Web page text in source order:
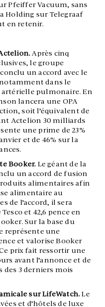
Pfeiffer Vacuum, sans
Holding sur Telegraaf
en retenir.
Après cinq
le groupe
un accord avec le
dans le
pulmonaire. En
lancera une OPA
soit l’équivalent de
Actelion 30 milliards
une prime de 23%
et de 46% sur la
Booker. Le géant de la
un accord de fusion
alimentaires afin
alimentaire au
de l’accord, il sera
et 42,6 pence en
Sur la base du
représente une
et valorise Booker
prix fait ressortir une
avant l’annonce et de
des 3 derniers mois
sur LifeWatch.Le
et d’hôtels de luxe